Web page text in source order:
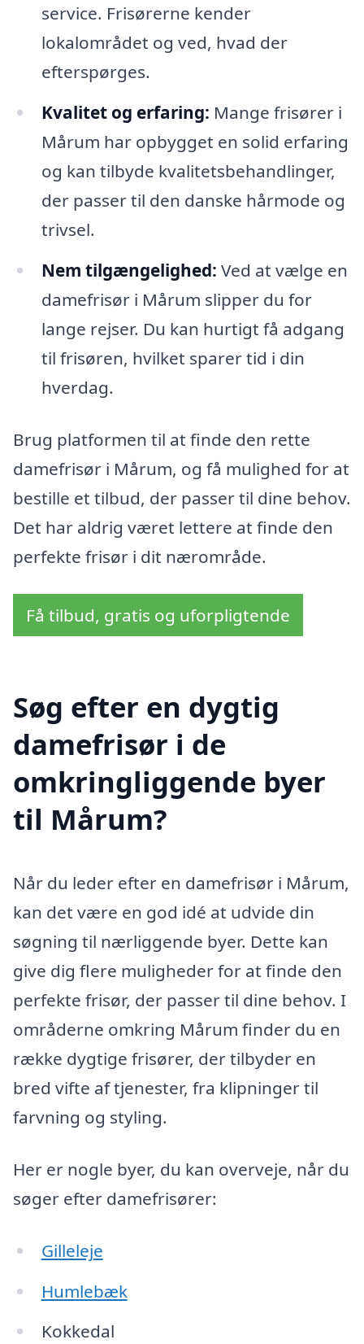
service. Frisørerne kender
lokalområdet og ved, hvad der
efterspørges.
Kvalitet og erfaring: Mange frisører i
Mårum har opbygget en solid erfaring
og kan tilbyde kvalitetsbehandlinger,
der passer til den danske hårmode og
trivsel.
Nem tilgængelighed: Ved at vælge en
damefrisør i Mårum slipper du for
lange rejser. Du kan hurtigt få adgang
til frisøren, hvilket sparer tid i din
hverdag.
Brug platformen til at finde den rette
damefrisør i Mårum, og få mulighed for at
bestille et tilbud, der passer til dine behov.
Det har aldrig været lettere at finde den
perfekte frisør i dit nærområde.
Få tilbud, gratis og uforpligtende
Søg efter en dygtig
damefrisør i de
omkringliggende byer
til Mårum?
Når du leder efter en damefrisør i Mårum,
kan det være en god idé at udvide din
søgning til nærliggende byer. Dette kan
give dig flere muligheder for at finde den
perfekte frisør, der passer til dine behov. I
områderne omkring Mårum finder du en
række dygtige frisører, der tilbyder en
bred vifte af tjenester, fra klipninger til
farvning og styling.
Her er nogle byer, du kan overveje, når du
søger efter damefrisører:
Gilleleje
Humlebæk
Kokkedal